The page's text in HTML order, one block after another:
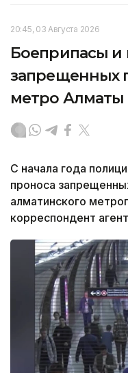
20:45, 03 Августа 2026
Боеприпасы и
запрещенных
метро Алматы
С начала года
проноса
алматинского
корреспондент